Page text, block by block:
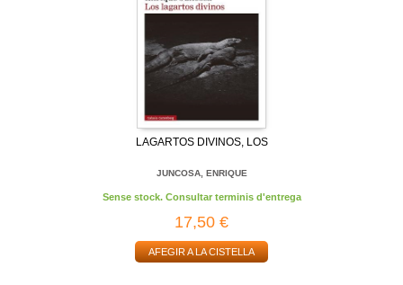
LAGARTOS DIVINOS, LOS
JUNCOSA, ENRIQUE
Sense stock. Consultar terminis d'entrega
17,50 €
AFEGIR A LA CISTELLA